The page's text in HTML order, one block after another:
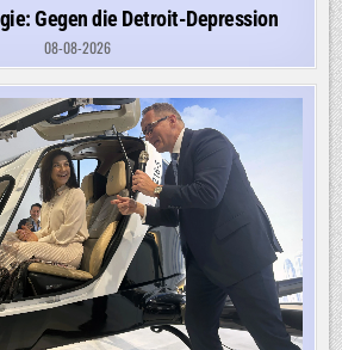
Gegen die Detroit-Depression
08-08-2026